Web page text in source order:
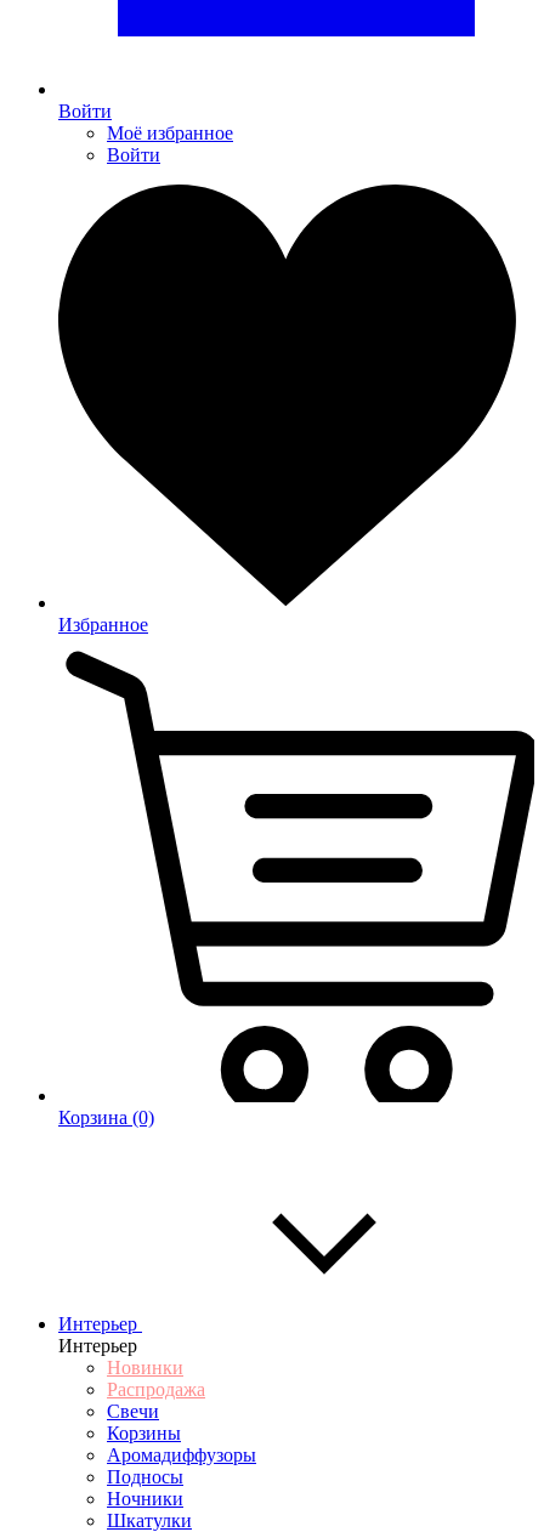
Войти
Моё избранное
Войти
Избранное
Корзина (0)
Интерьер
Интерьер
Новинки
Распродажа
Свечи
Корзины
Аромадиффузоры
Подносы
Ночники
Шкатулки